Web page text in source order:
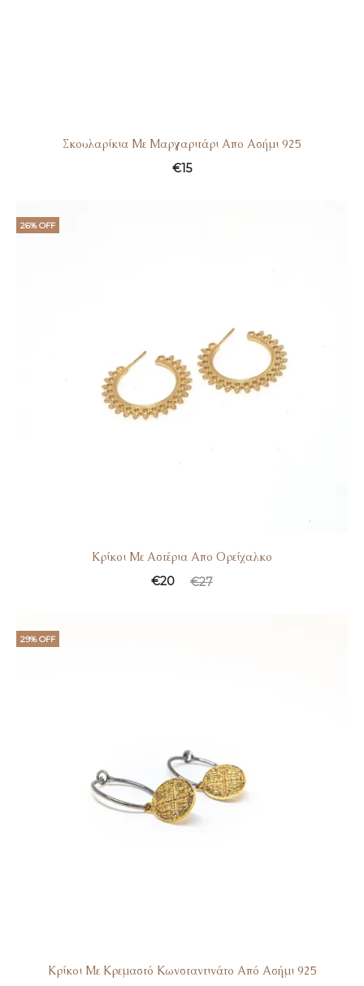
Σκουλαρίκια Με Μαργαριτάρι Απο Ασήμι 925
€15
26% OFF
Κρίκοι Με Αστέρια Απο Ορείχαλκο
€27
€20
29% OFF
Κρίκοι Με Κρεμαστό Κωνσταντινάτο Από Ασήμι 925